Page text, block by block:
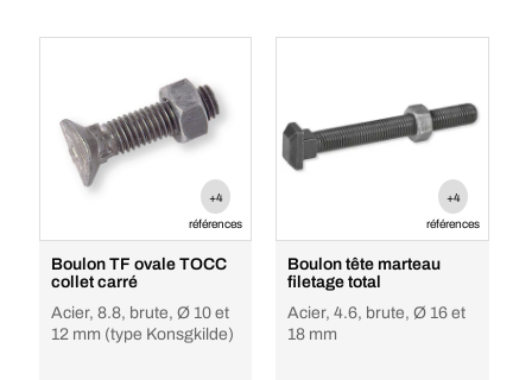
+4
références
Boulon TF ovale TOCC
collet carré
Acier, 8.8, brute, Ø 10 et
12 mm (type Konsgkilde)
+4
références
Boulon tête marteau
filetage total
Acier, 4.6, brute, Ø 16 et
18 mm